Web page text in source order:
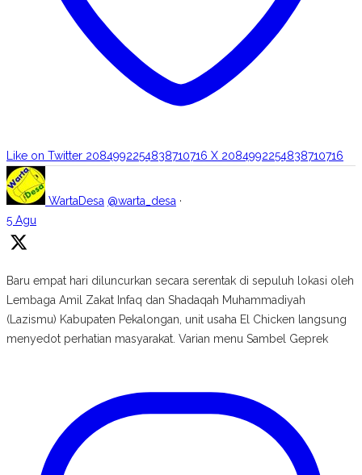
Like on Twitter 2084992254838710716 X 2084992254838710716
WartaDesa @warta_desa ·
5 Agu
Baru empat hari diluncurkan secara serentak di sepuluh lokasi oleh
Lembaga Amil Zakat Infaq dan Shadaqah Muhammadiyah
(Lazismu) Kabupaten Pekalongan, unit usaha El Chicken langsung
menyedot perhatian masyarakat. Varian menu Sambel Geprek